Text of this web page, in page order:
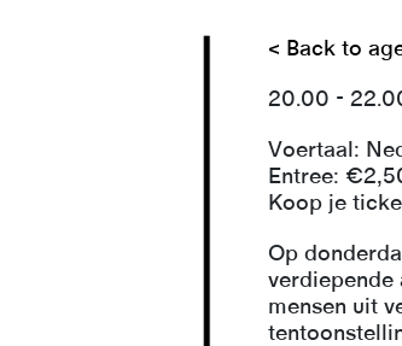
< Back to
20.00 -
Voertaal:
Entree:
Koop je
Op
verdiepende
mensen uit